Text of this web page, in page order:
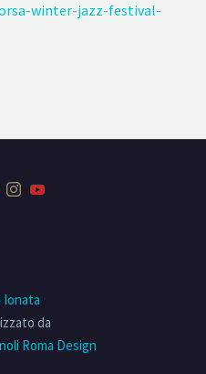
winter-jazz-festival-
Ionata
da
Roma Design